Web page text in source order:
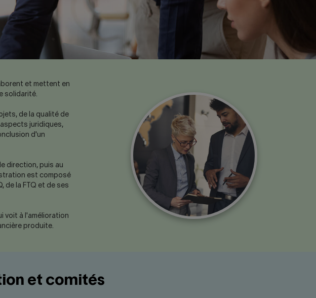
et mettent en
solidarité.
de la qualité de
juridiques,
d'un
direction, puis au
est composé
de la FTQ et de ses
voit à l'amélioration
produite.
et comités